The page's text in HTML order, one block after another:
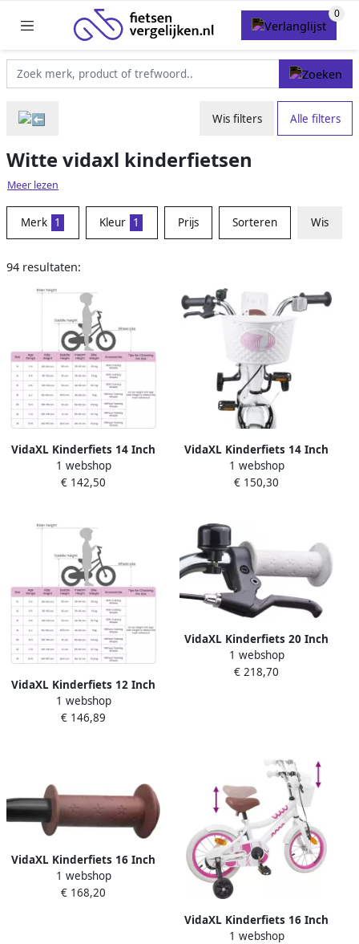
Wis filters Alle filters
Witte vidaxl kinderfietsen
Meer lezen
Merk 1 Kleur 1 Prijs Sorteren Wis
94 resultaten:
VidaXL Kinderfiets 14 Inch
voor 3-5 jaar oud Wit
1 webshop
€ 142,50
VidaXL Kinderfiets 14 Inch
voor 3-5 jaar oud Wit
1 webshop
€ 150,30
VidaXL Kinderfiets 12 Inch
voor 2-4 jaar oud Wit
1 webshop
€ 146,89
VidaXL Kinderfiets 20 Inch
voor 6-11 jaar oud Wit
1 webshop
€ 218,70
VidaXL Kinderfiets 16 Inch
voor 4-6 jaar oud Wit
1 webshop
€ 168,20
VidaXL Kinderfiets 16 Inch
voor 4-6 jaar oud Wit
1 webshop